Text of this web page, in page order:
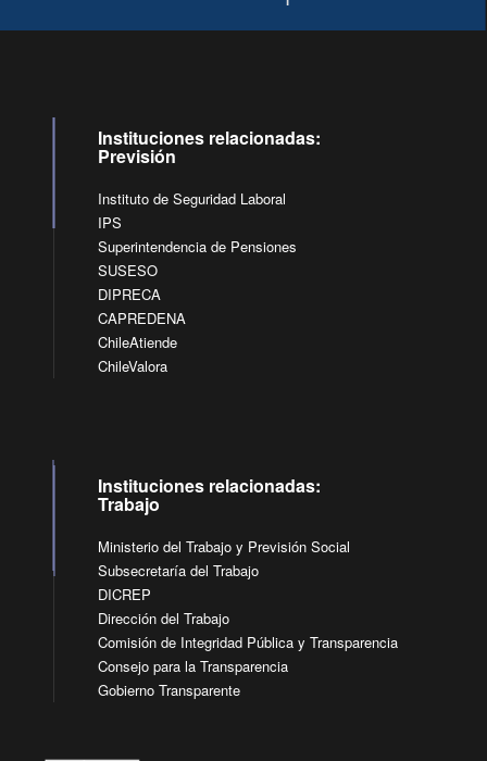
Instituciones relacionadas:
Previsión
Instituto de Seguridad Laboral
IPS
Superintendencia de Pensiones
SUSESO
DIPRECA
CAPREDENA
ChileAtiende
ChileValora
Instituciones relacionadas:
Trabajo
Ministerio del Trabajo y Previsión Social
Subsecretaría del Trabajo
DICREP
Dirección del Trabajo
Comisión de Integridad Pública y Transparencia
Consejo para la Transparencia
Gobierno Transparente